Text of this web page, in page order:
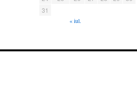
31
« iul.